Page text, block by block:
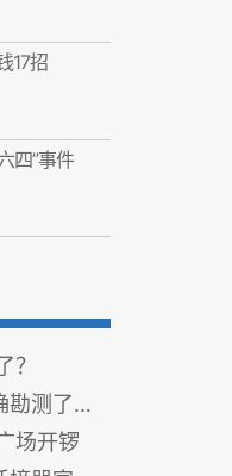
17招
四”事件
？
地球？
场开锣